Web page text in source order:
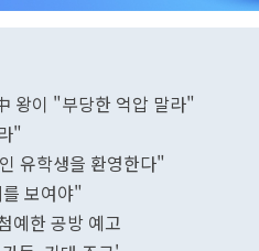
왕이 "부당한 억압 말라"
"
유학생을 환영한다"
보여야"
예한 공방 예고